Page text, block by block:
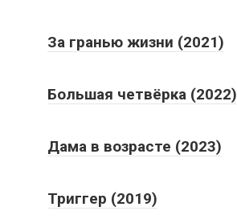
За гранью жизни (2021)
Большая четвёрка (2022)
Дама в возрасте (2023)
Триггер (2019)